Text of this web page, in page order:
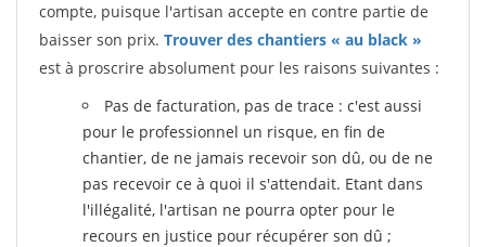
compte, puisque l'artisan accepte en contre partie de
baisser son prix. Trouver des chantiers « au black »
est à proscrire absolument pour les raisons suivantes :
Pas de facturation, pas de trace : c'est aussi
pour le professionnel un risque, en fin de
chantier, de ne jamais recevoir son dû, ou de ne
pas recevoir ce à quoi il s'attendait. Etant dans
l'illégalité, l'artisan ne pourra opter pour le
recours en justice pour récupérer son dû ;